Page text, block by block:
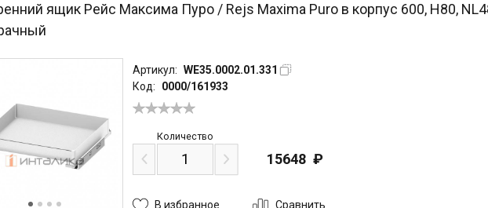
ящик Рейс Максима Пуро / Rejs Maxima Puro в корпус 600, H80,
Артикул: WE35.0002.01.331
Код:
0000/161933
Количество
15648 ₽
В избранное Сравнить